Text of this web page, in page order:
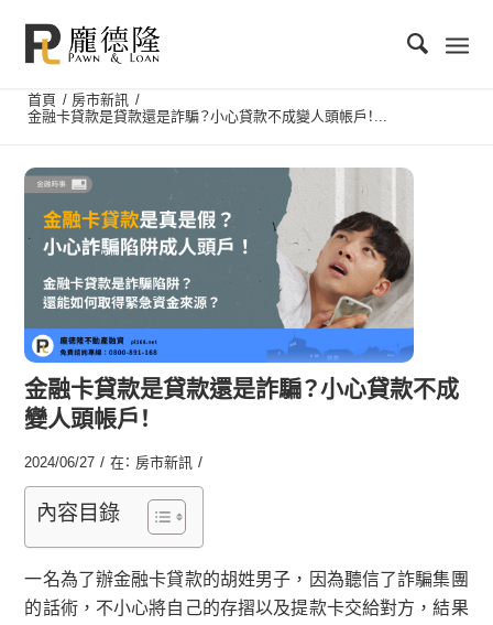
首頁 / 房市新訊 /
金融卡貸款是貸款還是詐騙？小心貸款不成變人頭帳戶！...
金融卡貸款是貸款還是詐騙？小心貸款不成
變人頭帳戶！
2024/06/27 / 在： 房市新訊 /
內容目錄
一名為了辦金融卡貸款的胡姓男子，因為聽信了詐騙集團
的話術，不小心將自己的存摺以及提款卡交給對方，結果